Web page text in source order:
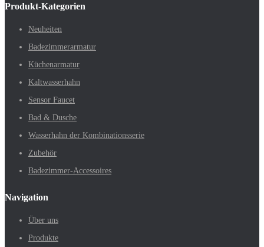
Produkt-Kategorien
Neuheiten
Badezimmerarmatur
Küchenarmatur
Kaltwasserhahn
Sensor Faucet
Bad & Dusche
Wasserhahn der Kombinationsserie
Zubehör
Badezimmer-Accessoires
Navigation
Über uns
Produkte